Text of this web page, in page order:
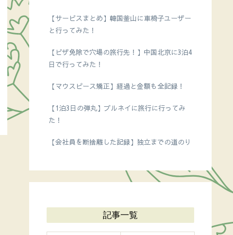
【サービスまとめ】韓国釜山に車椅子ユーザー
と行ってみた！
【ビザ免除で穴場の旅行先！】中国北京に3泊4
日で行ってみた！
【マウスピース矯正】経過と金額も全記録！
【1泊3日の弾丸】ブルネイに旅行に行ってみ
た！
【会社員を断捨離した記録】独立までの道のり
記事一覧